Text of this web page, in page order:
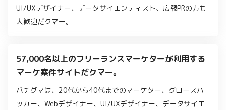
UI/UXデザイナー、データサイエンティスト、広報PRの方も
大歓迎だクマー。
57,000名以上のフリーランスマーケターが利用する
マーケ案件サイトだクマー。
バチグマは、20代から40代までのマーケター、グロースハ
ッカー、Webデザイナー、UI/UXデザイナー、データサイエ